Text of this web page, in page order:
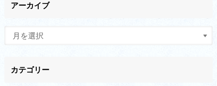
アーカイブ
カテゴリー